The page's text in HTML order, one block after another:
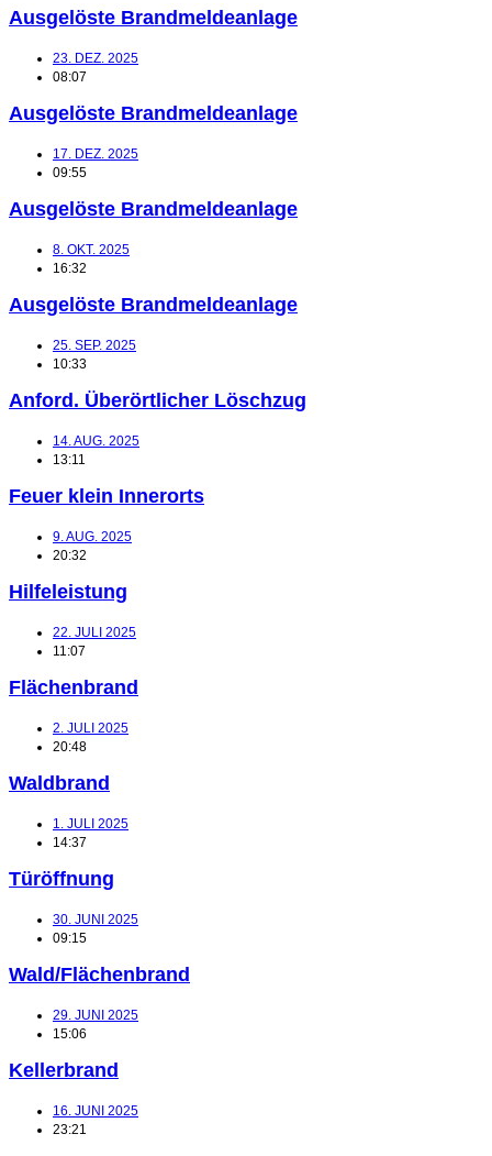
Ausgelöste Brandmeldeanlage
23. DEZ. 2025
08:07
Ausgelöste Brandmeldeanlage
17. DEZ. 2025
09:55
Ausgelöste Brandmeldeanlage
8. OKT. 2025
16:32
Ausgelöste Brandmeldeanlage
25. SEP. 2025
10:33
Anford. Überörtlicher Löschzug
14. AUG. 2025
13:11
Feuer klein Innerorts
9. AUG. 2025
20:32
Hilfeleistung
22. JULI 2025
11:07
Flächenbrand
2. JULI 2025
20:48
Waldbrand
1. JULI 2025
14:37
Türöffnung
30. JUNI 2025
09:15
Wald/Flächenbrand
29. JUNI 2025
15:06
Kellerbrand
16. JUNI 2025
23:21